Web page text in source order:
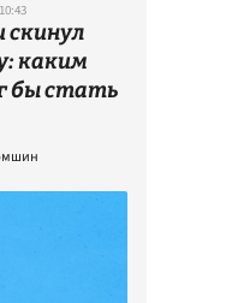
скинул
каким
бы стать